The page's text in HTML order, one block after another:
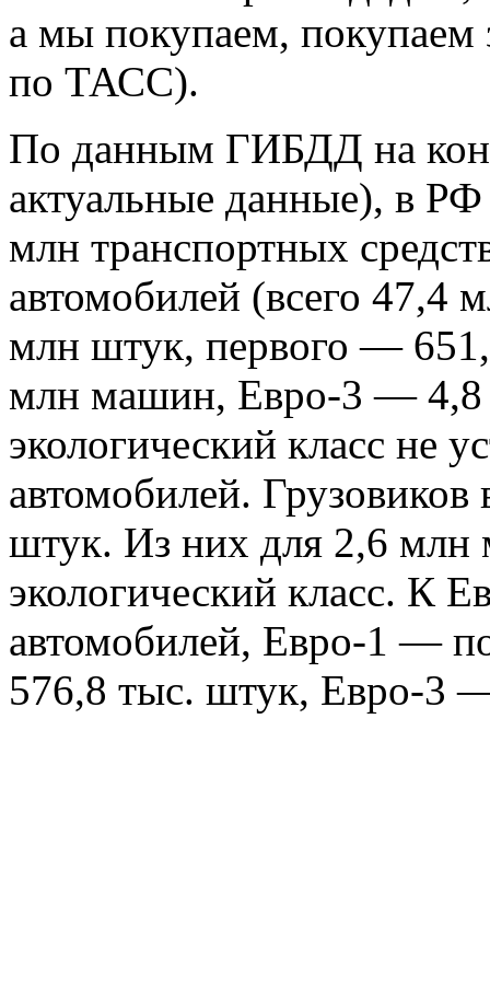
а мы покупаем, покупаем
по ТАСС).
По данным ГИБДД на
актуальные данные), в РФ
млн транспортных
автомобилей (всего
млн штук, первого —
млн машин, Евро-3 —
экологический класс не
автомобилей.
штук. Из них для 2,6 млн
экологический класс. К
автомобилей, Евро-1 —
576,8 тыс. штук, Евро-3